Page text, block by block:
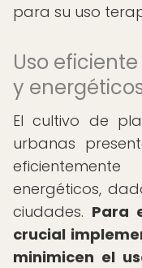
para su uso
Uso
y
El cultivo de
urbanas
energéticos,
ciudades. Para
crucial
minimicen el